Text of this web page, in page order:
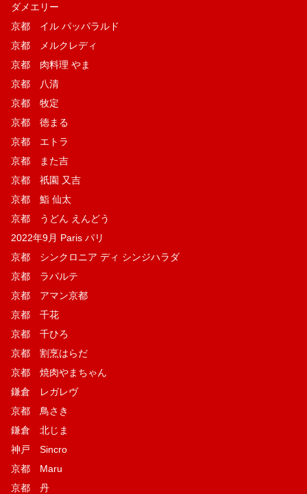
ダメエリー
京都 イル パッパラルド
京都 メルクレディ
京都 肉料理 やま
京都 八清
京都 牧定
京都 徳まる
京都 エトラ
京都 また吉
京都 祇園 又吉
京都 鮨 仙太
京都 うどん えんどう
2022年9月 Paris パリ
京都 シンクロニア ディ シンジハラダ
京都 ラパルテ
京都 アマン京都
京都 千花
京都 千ひろ
京都 割烹はらだ
京都 焼肉やまちゃん
鎌倉 レガレヴ
京都 鳥さき
鎌倉 北じま
神戸 Sincro
京都 Maru
京都 丹